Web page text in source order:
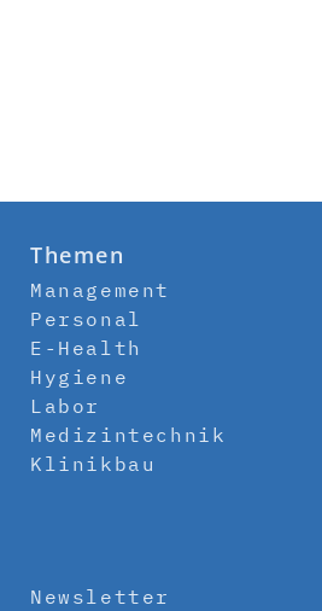
Themen
Management
Personal
E-Health
Hygiene
Labor
Medizintechnik
Klinikbau
Newsletter